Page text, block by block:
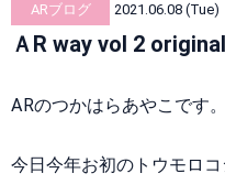
ARブログ 2021.06.08 (Tue)
ＡR way vol 2
ARのつかはらあやこです。
今日今年お初のトウモロ